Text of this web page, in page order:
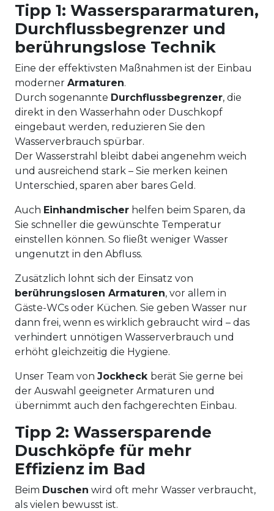
Tipp 1: Wasserspararmaturen,
Durchflussbegrenzer und
berührungslose Technik
Eine der effektivsten Maßnahmen ist der Einbau
moderner Armaturen.
Durch sogenannte Durchflussbegrenzer, die
direkt in den Wasserhahn oder Duschkopf
eingebaut werden, reduzieren Sie den
Wasserverbrauch spürbar.
Der Wasserstrahl bleibt dabei angenehm weich
und ausreichend stark – Sie merken keinen
Unterschied, sparen aber bares Geld.
Auch Einhandmischer helfen beim Sparen, da
Sie schneller die gewünschte Temperatur
einstellen können. So fließt weniger Wasser
ungenutzt in den Abfluss.
Zusätzlich lohnt sich der Einsatz von
berührungslosen Armaturen, vor allem in
Gäste-WCs oder Küchen. Sie geben Wasser nur
dann frei, wenn es wirklich gebraucht wird – das
verhindert unnötigen Wasserverbrauch und
erhöht gleichzeitig die Hygiene.
Unser Team von Jockheck berät Sie gerne bei
der Auswahl geeigneter Armaturen und
übernimmt auch den fachgerechten Einbau.
Tipp 2: Wassersparende
Duschköpfe für mehr
Effizienz im Bad
Beim Duschen wird oft mehr Wasser verbraucht,
als vielen bewusst ist.